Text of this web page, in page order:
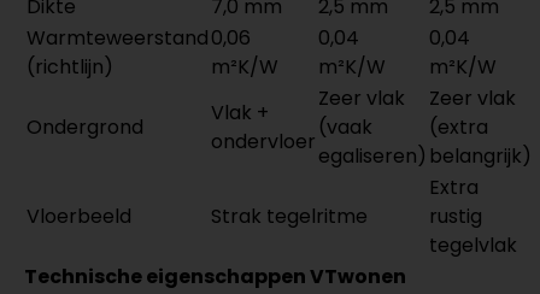
Dikte
7,0 mm 2,5 mm
2,5 mm
Warmteweerstand
(richtlijn)
0,06
m²K/W
0,04
m²K/W
0,04
m²K/W
Ondergrond
Vlak +
ondervloer
Zeer vlak
(vaak
egaliseren)
Zeer vlak
(extra
belangrijk)
Vloerbeeld Strak tegelritme
Extra
rustig
tegelvlak
Technische eigenschappen VTwonen